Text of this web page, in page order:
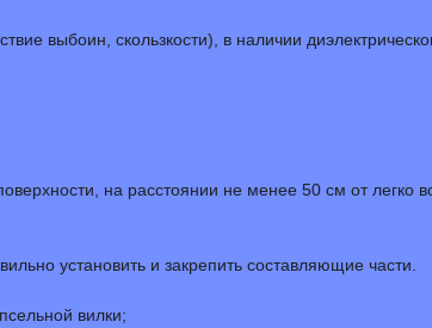
выбоин, скользкости), в наличии
на расстоянии не менее 50 см от
установить и закрепить составляющие части.
вилки;